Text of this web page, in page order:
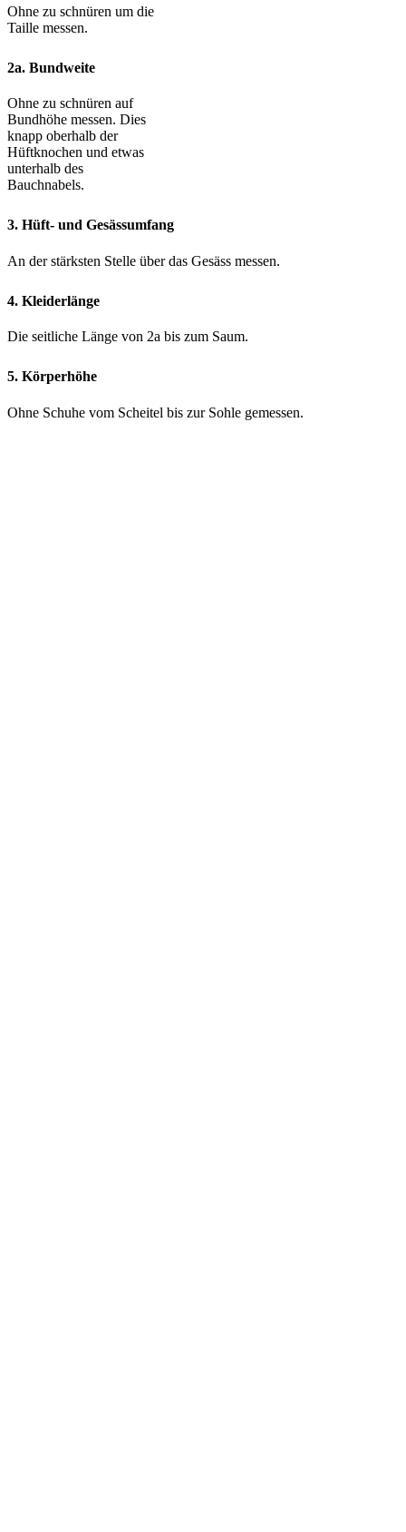
Ohne zu schnüren um die
Taille messen.
2a. Bundweite
Ohne zu schnüren auf
Bundhöhe messen. Dies
knapp oberhalb der
Hüftknochen und etwas
unterhalb des
Bauchnabels.
3. Hüft- und Gesässumfang
An der stärksten Stelle über das Gesäss messen.
4. Kleiderlänge
Die seitliche Länge von 2a bis zum Saum.
5. Körperhöhe
Ohne Schuhe vom Scheitel bis zur Sohle gemessen.